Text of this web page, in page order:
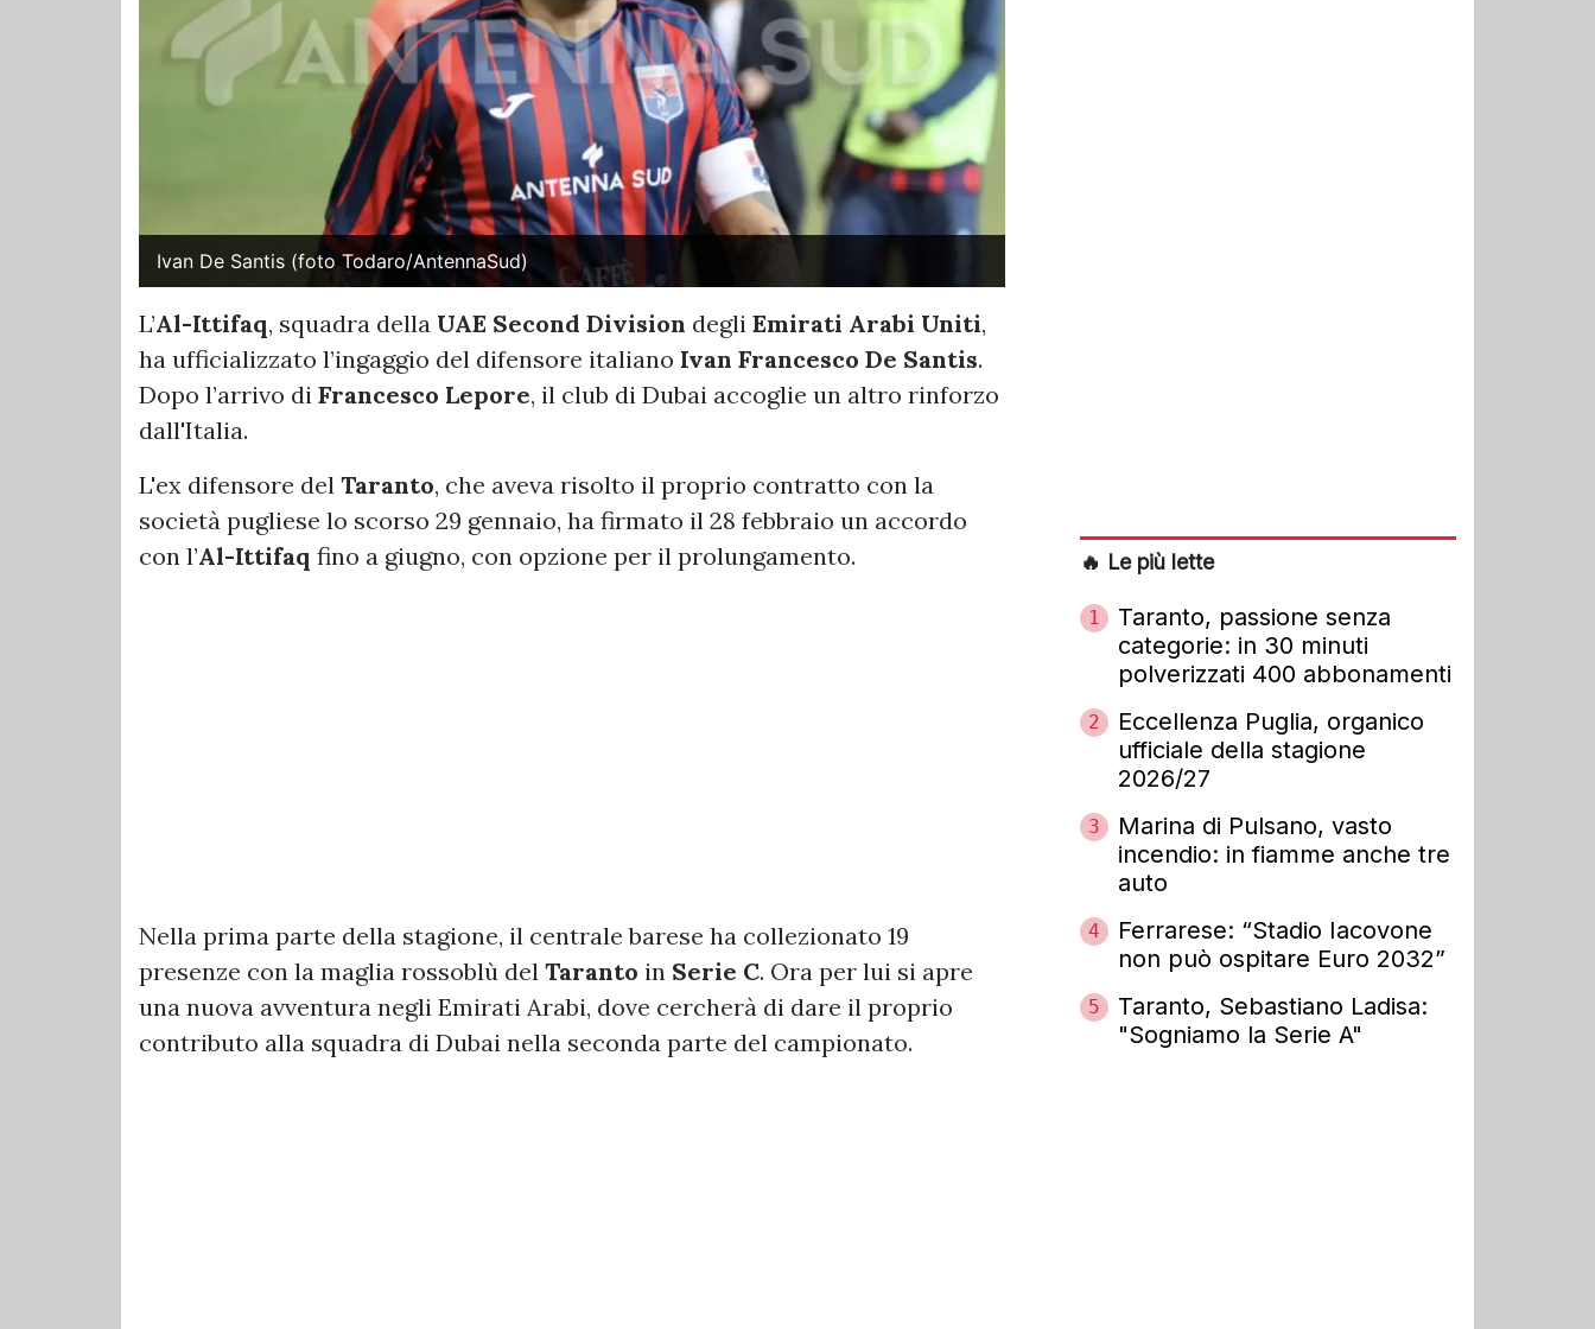
Ivan De Santis (foto Todaro/AntennaSud)
L’Al-Ittifaq, squadra della UAE Second Division degli Emirati Arabi Uniti,
ha ufficializzato l’ingaggio del difensore italiano Ivan Francesco De Santis.
Dopo l’arrivo di Francesco Lepore, il club di Dubai accoglie un altro rinforzo
dall'Italia.
L'ex difensore del Taranto, che aveva risolto il proprio contratto con la
società pugliese lo scorso 29 gennaio, ha firmato il 28 febbraio un accordo
con l’Al-Ittifaq fino a giugno, con opzione per il prolungamento.
Nella prima parte della stagione, il centrale barese ha collezionato 19
presenze con la maglia rossoblù del Taranto in Serie C. Ora per lui si apre
una nuova avventura negli Emirati Arabi, dove cercherà di dare il proprio
contributo alla squadra di Dubai nella seconda parte del campionato.
🔥 Le più lette
1
Taranto, passione senza
categorie: in 30 minuti
polverizzati 400 abbonamenti
2
Eccellenza Puglia, organico
ufficiale della stagione
2026/27
3
Marina di Pulsano, vasto
incendio: in fiamme anche tre
auto
4
Ferrarese: “Stadio Iacovone
non può ospitare Euro 2032”
5
Taranto, Sebastiano Ladisa:
"Sogniamo la Serie A"